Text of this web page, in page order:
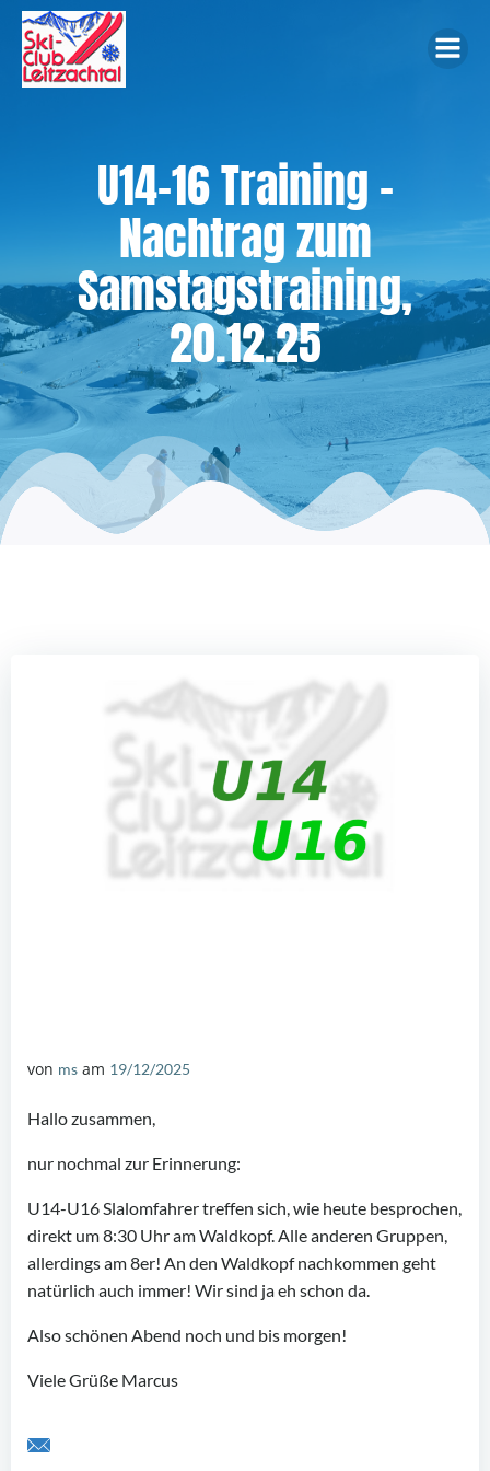
U14-16 Training –
Nachtrag zum
Samstagstraining,
20.12.25
von ms am 19/12/2025
Hallo zusammen,
nur nochmal zur Erinnerung:
U14-U16 Slalomfahrer treffen sich, wie heute besprochen,
direkt um 8:30 Uhr am Waldkopf. Alle anderen Gruppen,
allerdings am 8er! An den Waldkopf nachkommen geht
natürlich auch immer! Wir sind ja eh schon da.
Also schönen Abend noch und bis morgen!
Viele Grüße Marcus
Share by Email